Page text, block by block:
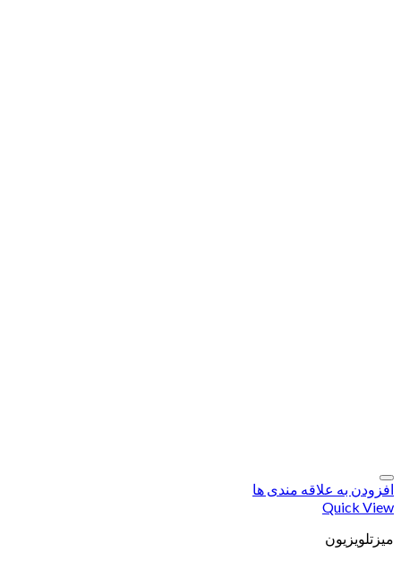
افزودن به علاقه مندی ها
Quick View
میزتلویزیون